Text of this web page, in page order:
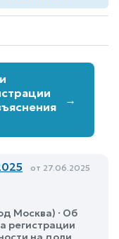
→
от 27.06.2025
Москва) · Об
регистрации